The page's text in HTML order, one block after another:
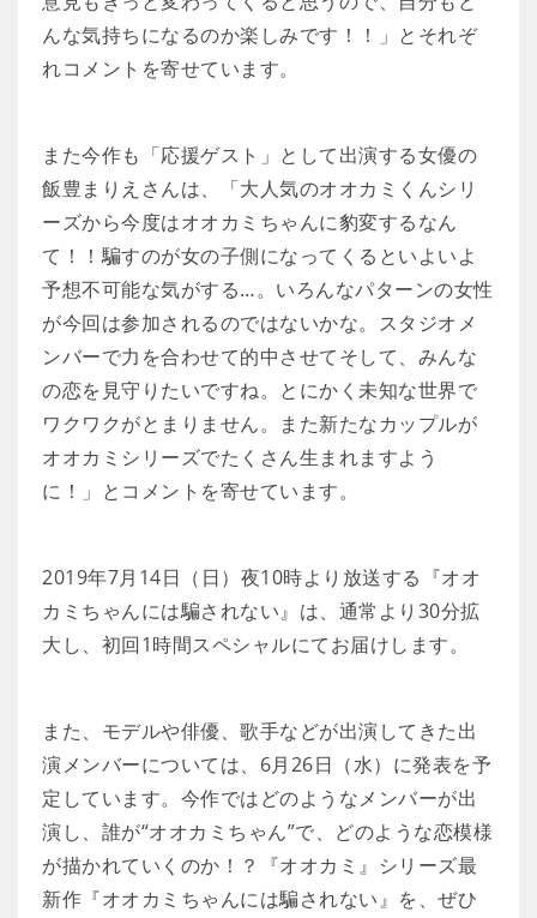
んな気持ちになるのか楽しみです！！」とそれぞ
れコメントを寄せています。
また今作も「応援ゲスト」として出演する女優の
飯豊まりえさんは、「大人気のオオカミくんシリ
ーズから今度はオオカミちゃんに豹変するなん
て！！騙すのが女の子側になってくるといよいよ
予想不可能な気がする…。いろんなパターンの女性
が今回は参加されるのではないかな。スタジオメ
ンバーで力を合わせて的中させてそして、みんな
の恋を見守りたいですね。とにかく未知な世界で
ワクワクがとまりません。また新たなカップルが
オオカミシリーズでたくさん生まれますよう
に！」とコメントを寄せています。
2019年7月14日（日）夜10時より放送する『オオ
カミちゃんには騙されない』は、通常より30分拡
大し、初回1時間スペシャルにてお届けします。
また、モデルや俳優、歌手などが出演してきた出
演メンバーについては、6月26日（水）に発表を予
定しています。今作ではどのようなメンバーが出
演し、誰が“オオカミちゃん”で、どのような恋模様
が描かれていくのか！？『オオカミ』シリーズ最
新作『オオカミちゃんには騙されない』を、ぜひ